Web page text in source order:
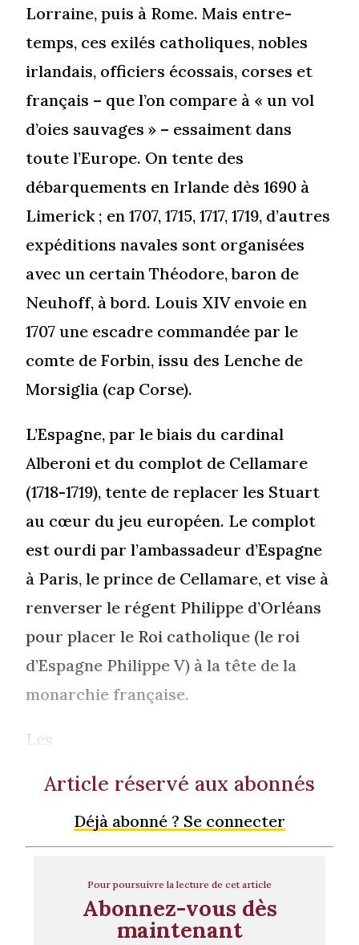
Lorraine, puis à Rome. Mais entre-
temps, ces exilés catholiques, nobles
irlandais, officiers écossais, corses et
français – que l’on compare à « un vol
d’oies sauvages » – essaiment dans
toute l’Europe. On tente des
débarquements en Irlande dès 1690 à
Limerick ; en 1707, 1715, 1717, 1719, d’autres
expéditions navales sont organisées
avec un certain Théodore, baron de
Neuhoff, à bord. Louis XIV envoie en
1707 une escadre commandée par le
comte de Forbin, issu des Lenche de
Morsiglia (cap Corse).
L’Espagne, par le biais du cardinal
Alberoni et du complot de Cellamare
(1718-1719), tente de replacer les Stuart
au cœur du jeu européen. Le complot
est ourdi par l’ambassadeur d’Espagne
à Paris, le prince de Cellamare, et vise à
renverser le régent Philippe d’Orléans
pour placer le Roi catholique (le roi
d’Espagne Philippe V) à la tête de la
monarchie française.
Les
Article réservé aux abonnés
Déjà abonné ? Se connecter
Pour poursuivre la lecture de cet article
Abonnez-vous dès
maintenant